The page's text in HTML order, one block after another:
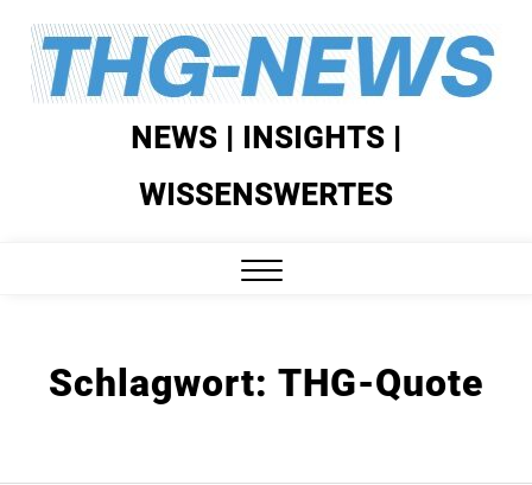
Skip
content
NEWS | INSIGHTS |
WISSENSWERTES
Schlagwort: THG-Quote